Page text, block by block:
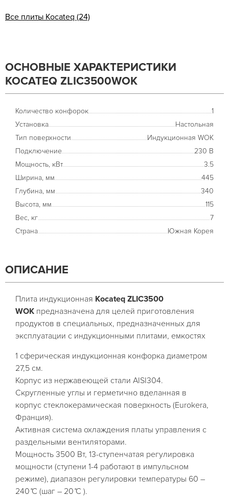
Все плиты Kocateq (24)
ОСНОВНЫЕ ХАРАКТЕРИСТИКИ
KOCATEQ ZLIC3500WOK
Количество конфорок
1
Установка
Настольная
Тип поверхности
Индукционная WOK
Подключение
230 В
Мощность, кВт
3.5
Ширина, мм
445
Глубина, мм
340
Высота, мм
115
Вес, кг
7
Страна
Южная Корея
ОПИСАНИЕ
Плита индукционная Kocateq ZLIC3500
WOK предназначена для целей приготовления
продуктов в специальных, предназначенных для
эксплуатации с индукционными плитами, емкостях
1 сферическая индукционная конфорка диаметром
27,5 см.
Корпус из нержавеющей стали AISI304.
Скругленные углы и герметично вделанная в
корпус стеклокерамическая поверхность (Eurokera,
Франция).
Активная система охлаждения платы управления с
раздельными вентиляторами.
Мощность 3500 Вт, 13-ступенчатая регулировка
мощности (ступени 1-4 работают в импульсном
режиме), диапазон регулировки температуры 60 –
240 ̊C (шаг – 20 ̊C ).